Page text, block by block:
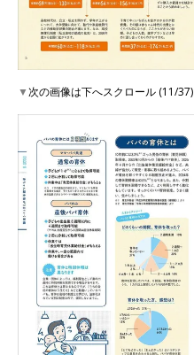
▼次の画像は下へスクロール (11/37)